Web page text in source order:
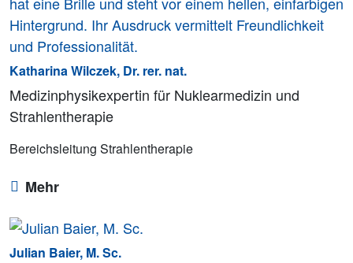
Katharina Wilczek, Dr. rer. nat.
Medizinphysikexpertin für Nuklearmedizin und
Strahlentherapie
Bereichsleitung Strahlentherapie
Mehr
Julian Baier, M. Sc.